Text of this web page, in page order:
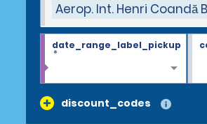
Aerop. Int. Henri Coandă
date_range_label_pickup
*
discount_codes